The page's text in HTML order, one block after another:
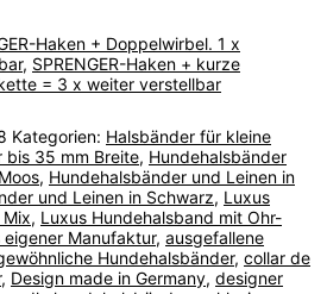
Haken + Doppelwirbel. 1 x
, SPRENGER-Haken + kurze
= 3 x weiter verstellbar
Kategorien: Halsbänder für kleine
bis 35 mm Breite, Hundehalsbänder
, Hundehalsbänder und Leinen in
und Leinen in Schwarz, Luxus
, Luxus Hundehalsband mit Ohr-
eigener Manufaktur, ausgefallene
Hundehalsbänder, collar de
, Design made in Germany, designer